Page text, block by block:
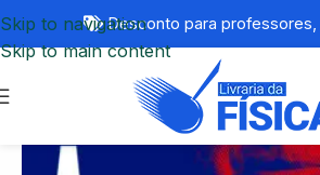
Skip to navigation
Skip to main content
Desconto para professores,